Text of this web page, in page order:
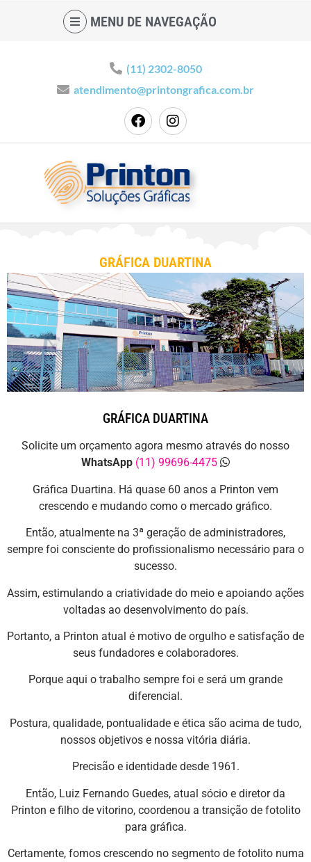
MENU DE NAVEGAÇÃO
(11) 2302-8050
atendimento@printongrafica.com.br
GRÁFICA DUARTINA
GRÁFICA DUARTINA
Solicite um orçamento agora mesmo através do nosso
WhatsApp (11) 99696-4475
Gráfica Duartina. Há quase 60 anos a Printon vem
crescendo e mudando como o mercado gráfico.
Então, atualmente na 3ª geração de administradores,
sempre foi consciente do profissionalismo necessário para o
sucesso.
Assim, estimulando a criatividade do meio e apoiando ações
voltadas ao desenvolvimento do país.
Portanto, a Printon atual é motivo de orgulho e satisfação de
seus fundadores e colaboradores.
Porque aqui o trabalho sempre foi e será um grande
diferencial.
Postura, qualidade, pontualidade e ética são acima de tudo,
nossos objetivos e nossa vitória diária.
Precisão e identidade desde 1961.
Então, Luiz Fernando Guedes, atual sócio e diretor da
Printon e filho de vitorino, coordenou a transição de fotolito
para gráfica.
Certamente, fomos crescendo no segmento de fotolito numa